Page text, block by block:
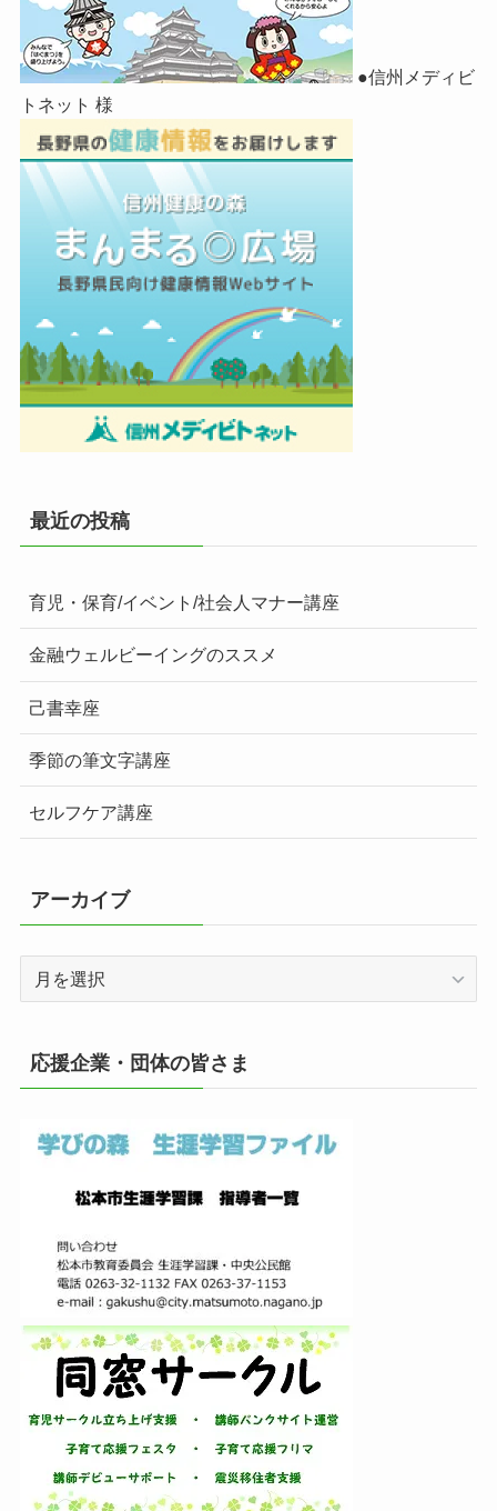
●信州メディビ
トネット 様
最近の投稿
育児・保育/イベント/社会人マナー講座
金融ウェルビーイングのススメ
己書幸座
季節の筆文字講座
セルフケア講座
アーカイブ
イ
ブ
応援企業・団体の皆さま